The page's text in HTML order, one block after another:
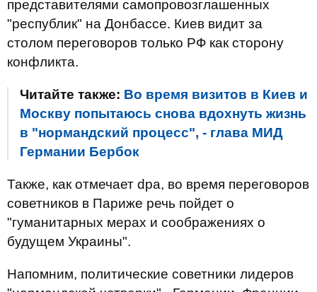
представителями самопровозглашенных
"республик" на Донбассе. Киев видит за
столом переговоров только РФ как сторону
конфликта.
Читайте также: Во время визитов в Киев и
Москву попытаюсь снова вдохнуть жизнь
в "нормандский процесс", - глава МИД
Германии Бербок
Также, как отмечает dpa, во время переговоров
советников в Париже речь пойдет о
"гуманитарных мерах и соображениях о
будущем Украины".
Напомним, политические советники лидеров